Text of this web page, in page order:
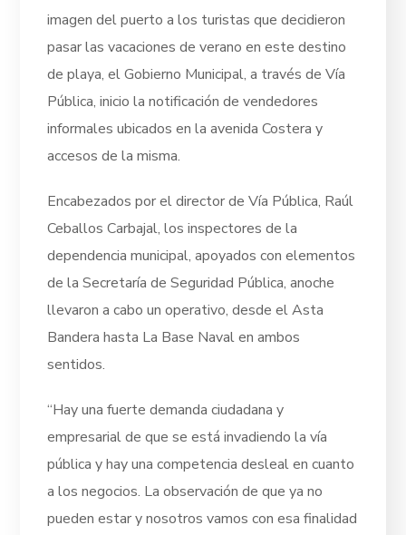
imagen del puerto a los turistas que decidieron
pasar las vacaciones de verano en este destino
de playa, el Gobierno Municipal, a través de Vía
Pública, inicio la notificación de vendedores
informales ubicados en la avenida Costera y
accesos de la misma.
Encabezados por el director de Vía Pública, Raúl
Ceballos Carbajal, los inspectores de la
dependencia municipal, apoyados con elementos
de la Secretaría de Seguridad Pública, anoche
llevaron a cabo un operativo, desde el Asta
Bandera hasta La Base Naval en ambos
sentidos.
“Hay una fuerte demanda ciudadana y
empresarial de que se está invadiendo la vía
pública y hay una competencia desleal en cuanto
a los negocios. La observación de que ya no
pueden estar y nosotros vamos con esa finalidad